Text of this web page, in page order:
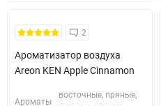
2
Ароматизатор воздуха
Areon KEN Apple Cinnamon
Ароматы
восточные, пряные,